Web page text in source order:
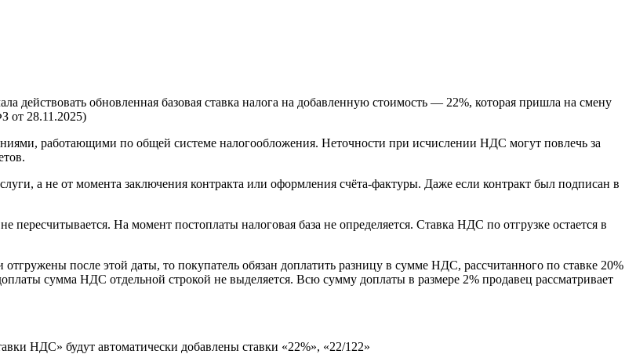
действовать обновленная базовая ставка налога на добавленную стоимость — 22%, которая пришла на смену
от 28.11.2025)
работающими по общей системе налогообложения. Неточности при исчислении НДС могут повлечь за
а не от момента заключения контракта или оформления счёта‑фактуры. Даже если контракт был подписан в
На момент постоплаты налоговая база не определяется. Ставка НДС по отгрузке остается в
после этой даты, то покупатель обязан доплатить разницу в сумме НДС, рассчитанного по ставке 20%
сумма НДС отдельной строкой не выделяется. Всю сумму доплаты в размере 2% продавец рассматривает
НДС» будут автоматически добавлены ставки «22%», «22/122»